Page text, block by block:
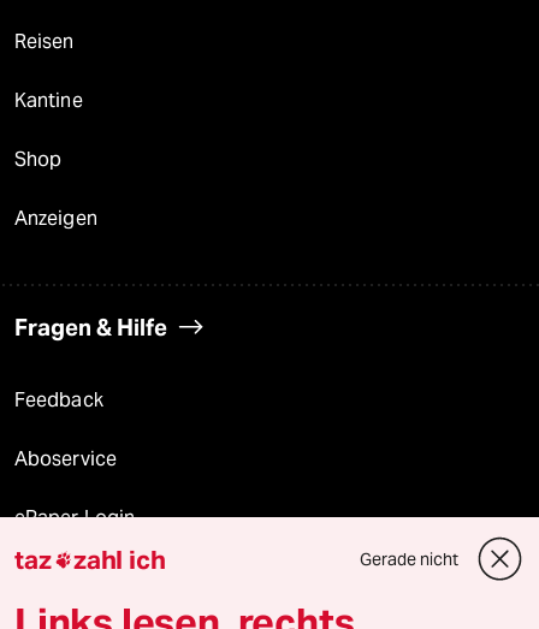
Reisen
Kantine
Shop
Anzeigen
Fragen & Hilfe
Feedback
Aboservice
ePaper Login
Downloads für Abonnierende
taz zahl ich Gerade nicht